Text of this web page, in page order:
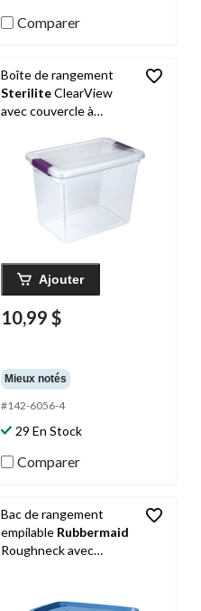
Comparer
Boîte de rangement
SteriliteClearView
avec couvercle à
Ajouter
10,99 $
Mieux notés
#142-6056-4
29 En Stock
Comparer
Bac de rangement
empilable Rubbermaid
Roughneck avec